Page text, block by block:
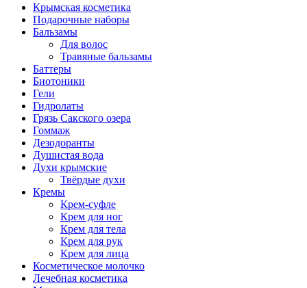
Крымская косметика
Подарочные наборы
Бальзамы
Для волос
Травяные бальзамы
Баттеры
Биотоники
Гели
Гидролаты
Грязь Сакского озера
Гоммаж
Дезодоранты
Душистая вода
Духи крымские
Твёрдые духи
Кремы
Крем-суфле
Крем для ног
Крем для тела
Крем для рук
Крем для лица
Косметическое молочко
Лечебная косметика